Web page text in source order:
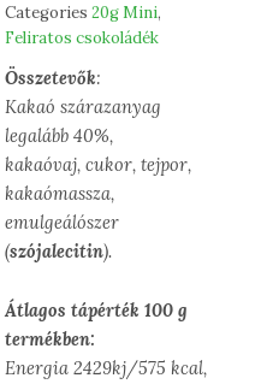
Categories 20g Mini,
Feliratos csokoládék
Összetevők:
Kakaó szárazanyag
legalább 40%,
kakaóvaj, cukor, tejpor,
kakaómassza,
emulgeálószer
(szójalecitin).
Átlagos tápérték 100 g
termékben:
Energia 2429kj/575 kcal,